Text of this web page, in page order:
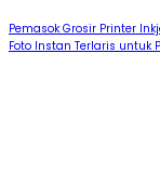
Pemasok Grosir Printer
Foto Instan Terlaris untuk